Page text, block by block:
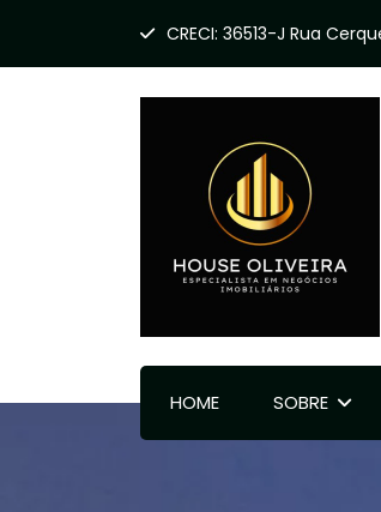
CRECI: 36513-J Rua
HOME SOBRE